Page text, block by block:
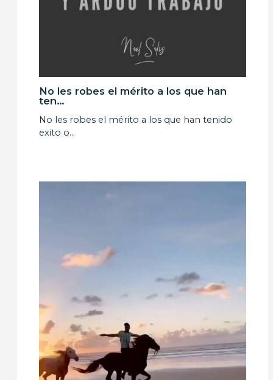
No les robes el mérito a los que han
ten…
No les robes el mérito a los que han tenido
exito o…